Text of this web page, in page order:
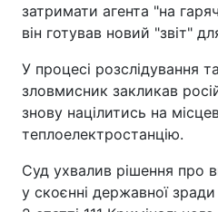
затримати агента "на
він готував новий "звіт"
У процесі розслідування
зловмисник закликав
знову націлитись на
теплоелектростанцію.
Суд ухвалив рішення про
у скоєнні державної